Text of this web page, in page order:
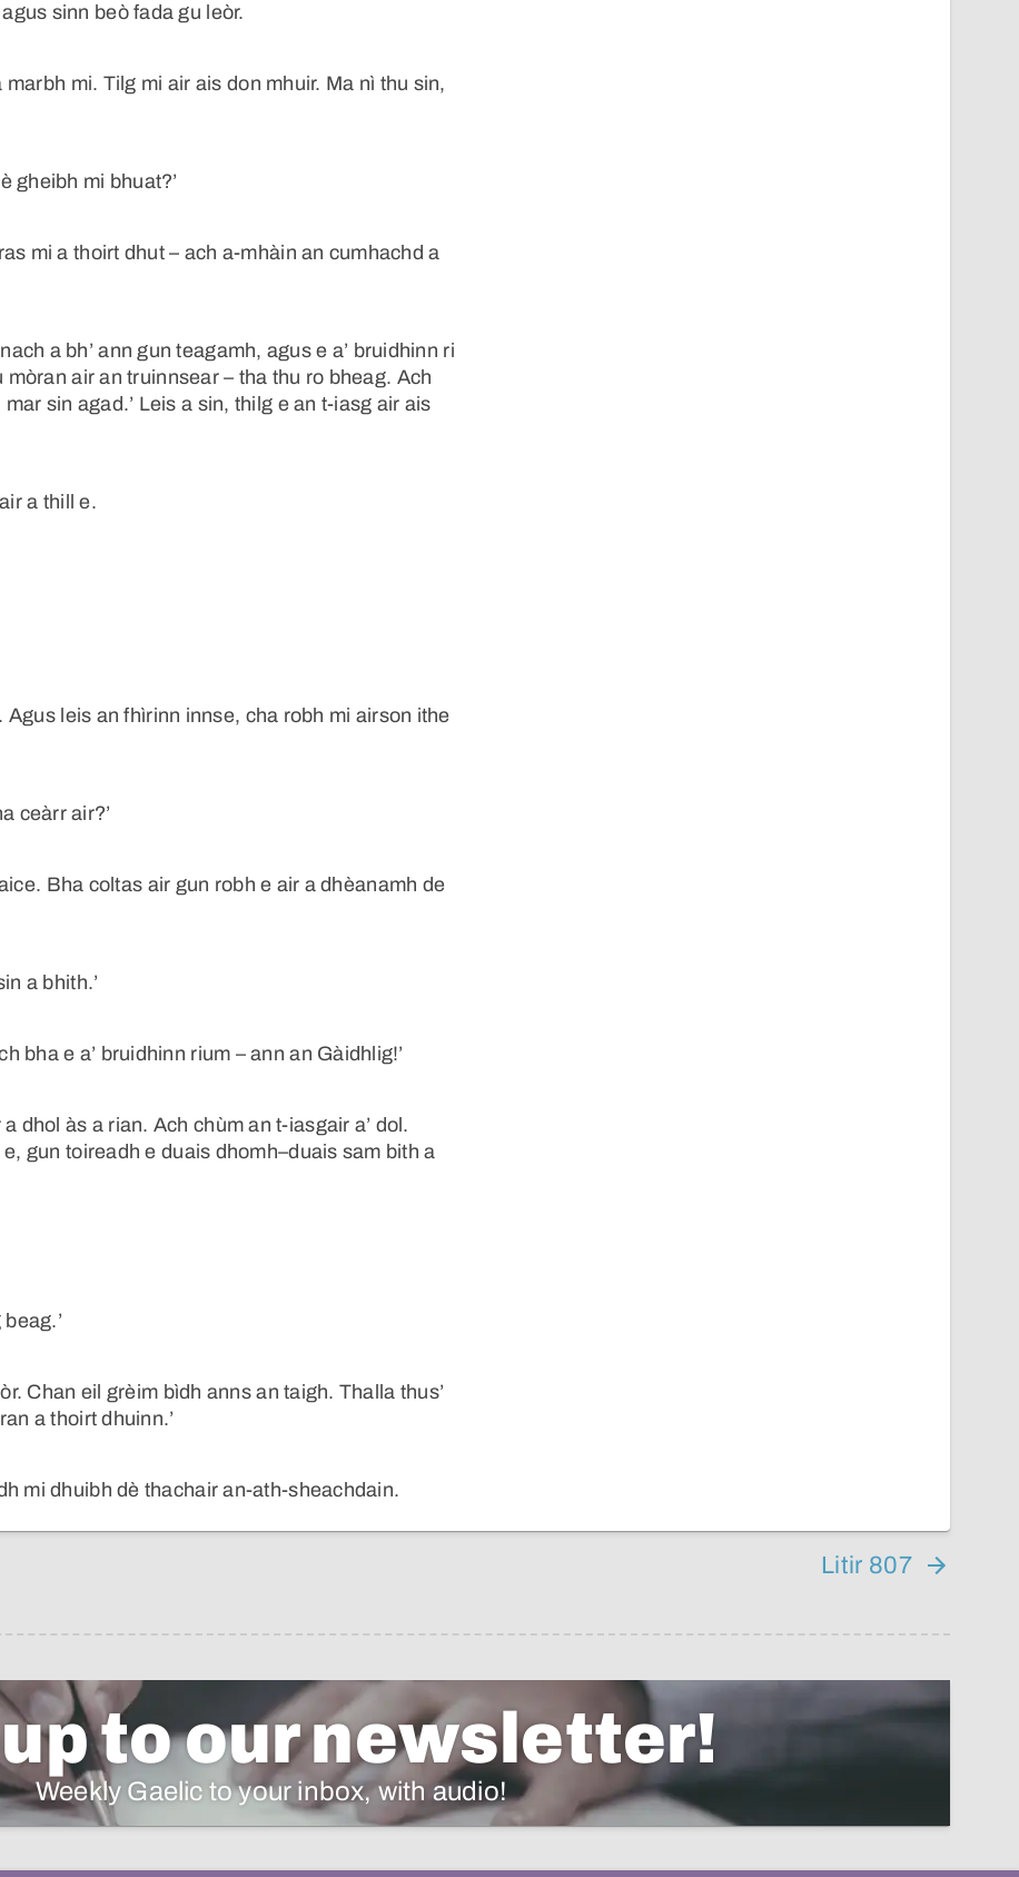
sinn beò fada gu leòr.
mi. Tilg mi air ais don mhuir. Ma nì thu sin,
gheibh mi bhuat?’
mi a thoirt dhut – ach a-mhàin an cumhachd a
a bh’ ann gun teagamh, agus e a’ bruidhinn ri
air an truinnsear – tha thu ro bheag. Ach
sin agad.’ Leis a sin, thilg e an t-iasg air ais
a thill e.
leis an fhìrinn innse, cha robh mi airson ithe
ceàrr air?’
Bha coltas air gun robh e air a dhèanamh de
a bhith.’
bha e a’ bruidhinn rium – ann an Gàidhlig!’
dhol às a rian. Ach chùm an t-iasgair a’ dol.
gun toireadh e duais dhomh–duais sam bith a
Chan eil grèim bìdh anns an taigh. Thalla thus’
a thoirt dhuinn.’
mi dhuibh dè thachair an-ath-sheachdain.
Litir 807
to our newsletter!
Weekly Gaelic to your inbox, with audio!